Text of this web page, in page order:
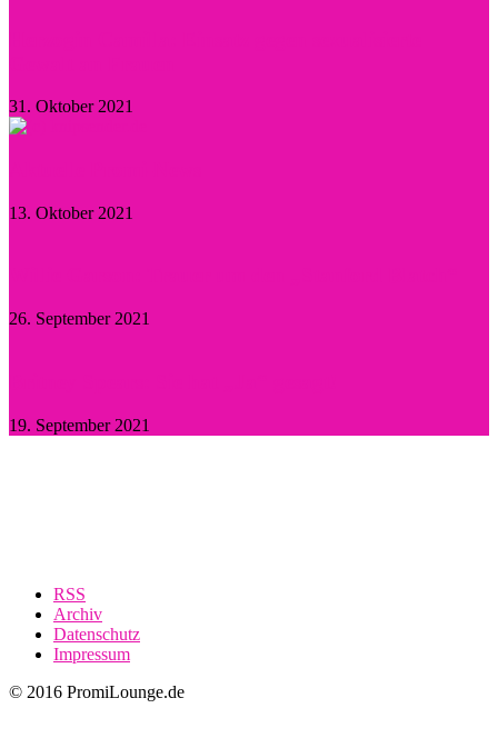
31. Oktober 2021
13. Oktober 2021
26. September 2021
19. September 2021
RSS
Archiv
Datenschutz
Impressum
© 2016 PromiLounge.de